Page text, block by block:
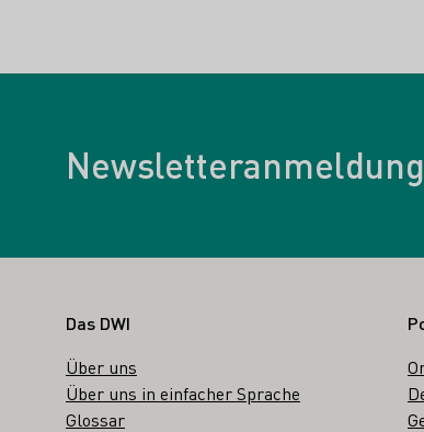
Newsletteranmeldung
Fußbereich
Das DWI
Über uns
Über uns in einfacher Sprache
Glossar